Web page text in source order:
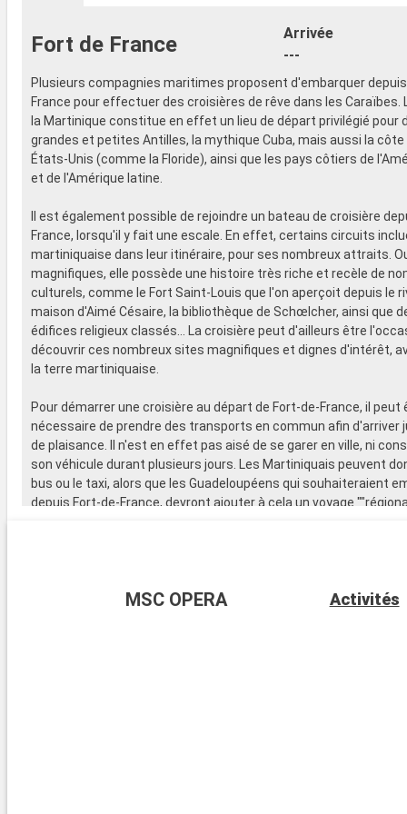
- Activités récréatives pour enfants
- Personnel qualifié multilingue
AUTRES PRIVILÈGES
- Points MSC Voyagers Club
SPORT ET
-
Broadway
- Espace
-
- Salle de
- Activités
- Activités
SERVICES
- Personnel
AUTRES
- Points
Fort de France
Arrivée
---
Plusieurs compagnies maritimes proposent d'embarquer
France pour effectuer des croisières de rêve dans les Caraïbes.
la Martinique constitue en effet un lieu de départ privilégié pour
grandes et petites Antilles, la mythique Cuba, mais aussi la côte
États-Unis (comme la Floride), ainsi que les pays côtiers de
et de l'Amérique latine.
Il est également possible de rejoindre un bateau de croisière
France, lorsqu'il y fait une escale. En effet, certains circuits
martiniquaise dans leur itinéraire, pour ses nombreux attraits.
magnifiques, elle possède une histoire très riche et recèle de
culturels, comme le Fort Saint-Louis que l'on aperçoit depuis le
maison d'Aimé Césaire, la bibliothèque de Schœlcher, ainsi que
édifices religieux classés... La croisière peut d'ailleurs être
découvrir ces nombreux sites magnifiques et dignes d'intérêt,
la terre martiniquaise.
Pour démarrer une croisière au départ de Fort-de-France, il peut
nécessaire de prendre des transports en commun afin d'arriver
de plaisance. Il n'est en effet pas aisé de se garer en ville, ni
son véhicule durant plusieurs jours. Les Martiniquais peuvent
bus ou le taxi, alors que les Guadeloupéens qui souhaiteraient
depuis Fort-de-France, devront ajouter à cela un voyage
MSC OPERA Activités